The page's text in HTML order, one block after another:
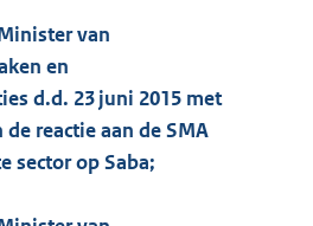
van
en
d.d. 23 juni 2015 met
reactie aan de SMA
sector op Saba;